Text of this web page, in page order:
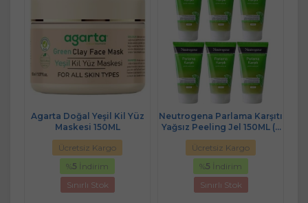
Agarta Doğal Yeşil Kil Yüz
Maskesi 150ML
Ücretsiz Kargo
%5 İndirim
Sınırlı Stok
Neutrogena Parlama Karşıtı
Yağsız Peeling Jel 150ML (6
Lı Set)
Ücretsiz Kargo
%5 İndirim
Sınırlı Stok